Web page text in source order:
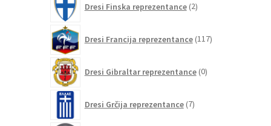
Dresi Finska reprezentance 2izdelka
Dresi Francija reprezentance 117izdelkov
Dresi Gibraltar reprezentance 0izdelkov
Dresi Grčija reprezentance 7izdelkov